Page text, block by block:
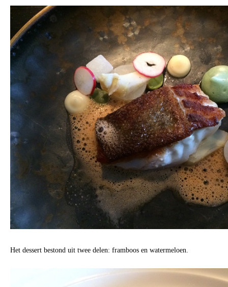
Het dessert bestond uit twee delen: framboos en watermeloen.